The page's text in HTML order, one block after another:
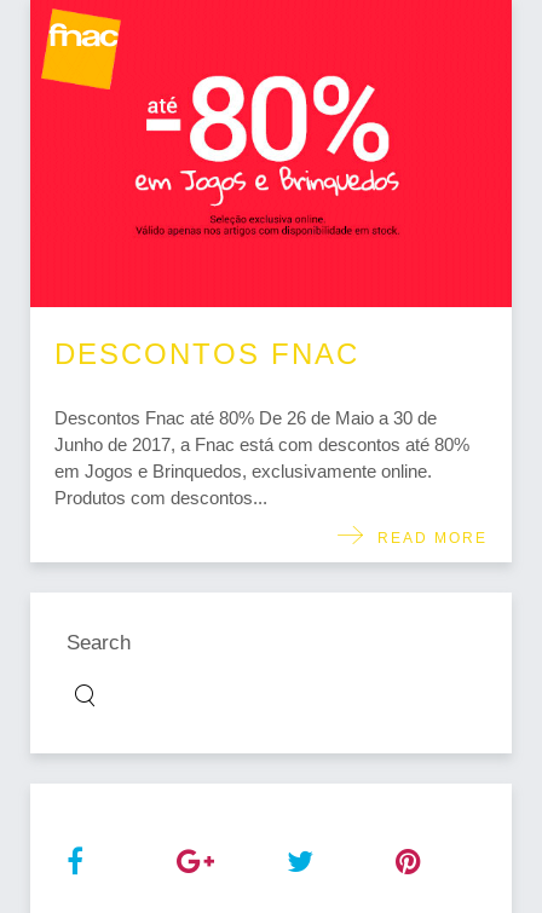
DESCONTOS FNAC
Descontos Fnac até 80% De 26 de Maio a 30 de
Junho de 2017, a Fnac está com descontos até 80%
em Jogos e Brinquedos, exclusivamente online.
Produtos com descontos...
READ MORE
Search